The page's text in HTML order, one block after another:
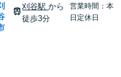
刈谷駅から
徒歩3分
営業時間：本
日定休日